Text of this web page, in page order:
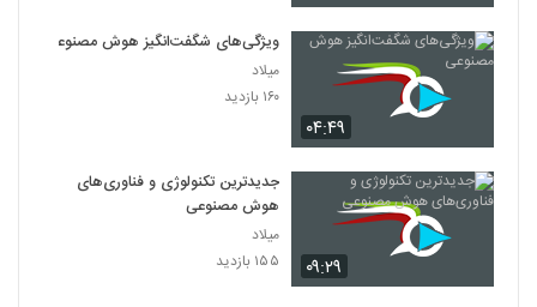
۰۴:۴۹
ویژگی‌های شگفت‌انگیز هوش مصنوعی
میلاد
۱۶۰ بازدید
۰۹:۲۹
جدیدترین تکنولوژی و فناوری‌های
هوش مصنوعی
میلاد
۱۵۵ بازدید